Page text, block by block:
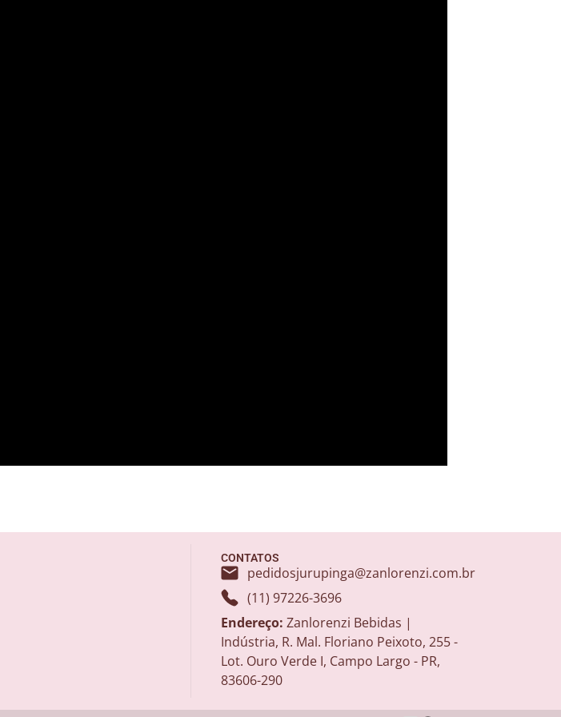
CONTATOS
pedidosjurupinga@zanlorenzi.com.br
(11) 97226-3696
Endereço: Zanlorenzi Bebidas |
Indústria, R. Mal. Floriano Peixoto, 255 -
Lot. Ouro Verde I, Campo Largo - PR,
83606-290